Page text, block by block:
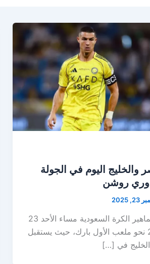
والخليج اليوم في الجولة
روشن
2025
تتجه أنظار جماهير الكرة السعودية مساء الأحد 23
نوفمبر 2025 نحو ملعب الأول بارك، حيث يستقبل
في […]